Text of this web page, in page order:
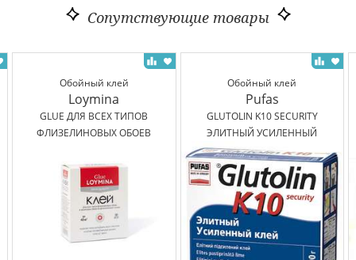
Сопутствующие товары
Обойный клей
Loymina
GLUE ДЛЯ ВСЕХ ТИПОВ
ФЛИЗЕЛИНОВЫХ ОБОЕВ
Обойный клей
Pufas
GLUTOLIN K10 SECURITY
ЭЛИТНЫЙ УСИЛЕННЫЙ